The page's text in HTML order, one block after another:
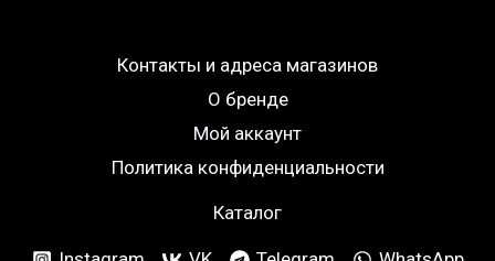
Контакты и адреса магазинов
О бренде
Мой аккаунт
Политика конфиденциальности
Каталог